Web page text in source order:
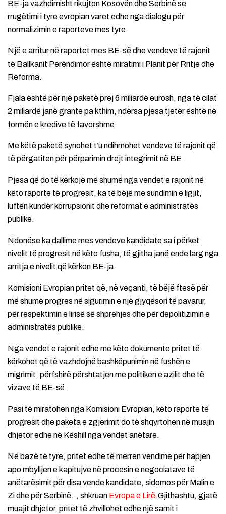
BE-ja vazhdimisht rikujton Kosovën dhe Serbinë se
rrugëtimi i tyre evropian varet edhe nga dialogu për
normalizimin e raporteve mes tyre.
Një e arritur në raportet mes BE-së dhe vendeve të rajonit
të Ballkanit Perëndimor është miratimi i Planit për Rritje dhe
Reforma.
Fjala është për një paketë prej 6 miliardë eurosh, nga të cilat
2 miliardë janë grante pa kthim, ndërsa pjesa tjetër është në
formën e kredive të favorshme.
Me këtë paketë synohet t’u ndihmohet vendeve të rajonit që
të përgatiten për përparimin drejt integrimit në BE.
Pjesa që do të kërkojë më shumë nga vendet e rajonit në
këto raporte të progresit, ka të bëjë me sundimin e ligjit,
luftën kundër korrupsionit dhe reformat e administratës
publike.
Ndonëse ka dallime mes vendeve kandidate sa i përket
nivelit të progresit në këto fusha, të gjitha janë ende larg nga
arritja e nivelit që kërkon BE-ja.
Komisioni Evropian pritet që, në veçanti, të bëjë ftesë për
më shumë progres në sigurimin e një gjyqësori të pavarur,
për respektimin e lirisë së shprehjes dhe për depolitizimin e
administratës publike.
Nga vendet e rajonit edhe me këto dokumente pritet të
kërkohet që të vazhdojnë bashkëpunimin në fushën e
migrimit, përfshirë përshtatjen me politiken e azilit dhe të
vizave të BE-së.
Pasi të miratohen nga Komisioni Evropian, këto raporte të
progresit dhe paketa e zgjerimit do të shqyrtohen në muajin
dhjetor edhe në Këshill nga vendet anëtare.
Në bazë të tyre, pritet edhe të merren vendime për hapjen
apo mbylljen e kapitujve në procesin e negociatave të
anëtarësimit për disa vende kandidate, sidomos për Malin e
Zi dhe për Serbinë.., shkruan Evropa e Lirë.Gjithashtu, gjatë
muajit dhjetor, pritet të zhvillohet edhe një samit i